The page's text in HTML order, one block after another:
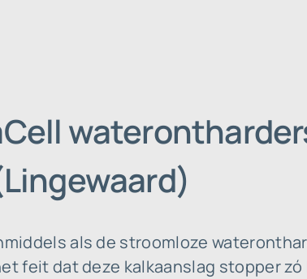
als de stroomloze
feit dat deze kalkaanslag stopper